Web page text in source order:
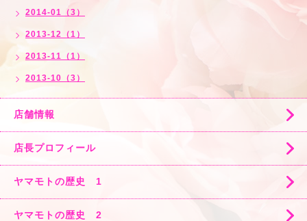
2014-01（3）
2013-12（1）
2013-11（1）
2013-10（3）
店舗情報
店長プロフィール
ヤマモトの歴史 1
ヤマモトの歴史 2